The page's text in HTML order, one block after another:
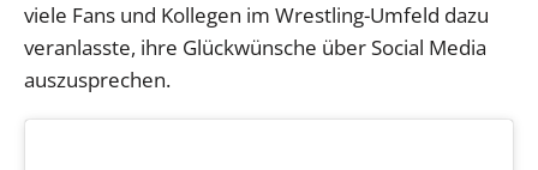
viele Fans und Kollegen im Wrestling-Umfeld dazu
veranlasste, ihre Glückwünsche über Social Media
auszusprechen.